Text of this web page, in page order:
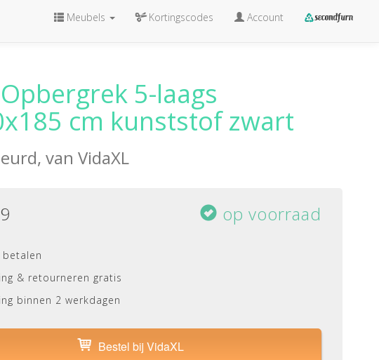
Meubels Kortingscodes Account
5-laags
cm kunststof zwart
van VidaXL
op voorraad
& retourneren gratis
binnen 2 werkdagen
Bestel bij VidaXL